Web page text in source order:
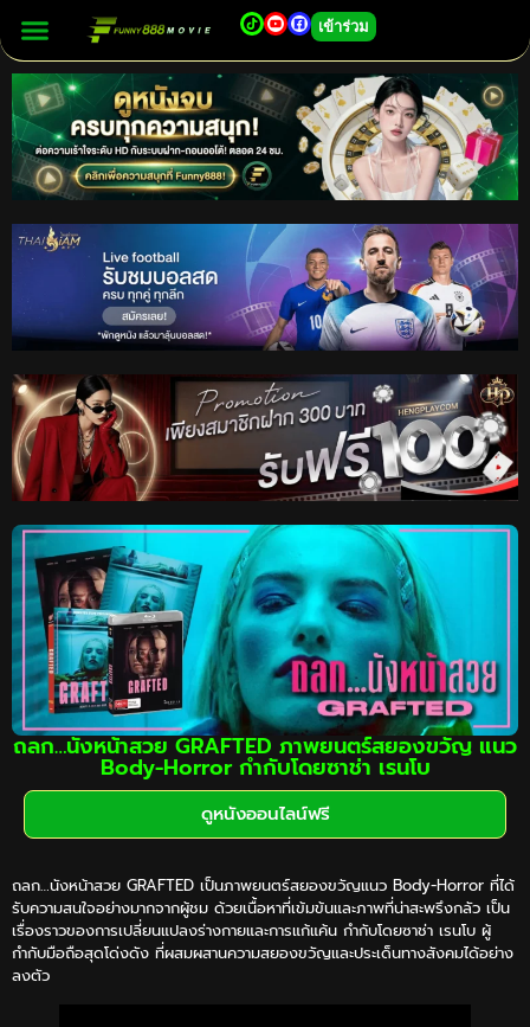
เข้าร่วม
ถลก…นังหน้าสวย GRAFTED ภาพยนตร์สยองขวัญ แนว
Body-Horror กำกับโดยซาช่า เรนโบ
ดูหนังออนไลน์ฟรี
ถลก…นังหน้าสวย GRAFTED เป็นภาพยนตร์สยองขวัญแนว Body-Horror ที่ได้
รับความสนใจอย่างมากจากผู้ชม ด้วยเนื้อหาที่เข้มข้นและภาพที่น่าสะพรึงกลัว เป็น
เรื่องราวของการเปลี่ยนแปลงร่างกายและการแก้แค้น กำกับโดยซาช่า เรนโบ ผู้
กำกับมือถือสุดโด่งดัง ที่ผสมผสานความสยองขวัญและประเด็นทางสังคมได้อย่าง
ลงตัว